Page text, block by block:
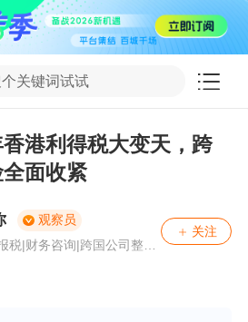
关键词试试
港利得税大变天，跨
面收紧
观察员
税|财务咨询|跨国公司整合
关注